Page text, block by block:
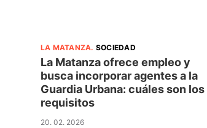
LA MATANZA. SOCIEDAD
La Matanza ofrece empleo y
busca incorporar agentes a la
Guardia Urbana: cuáles son los
requisitos
20. 02. 2026